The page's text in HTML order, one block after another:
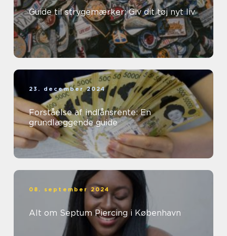
Guide til strygemærker: Giv dit tøj nyt liv
23. december 2024
Forståelse af indlånsrente: En
grundlæggende guide
08. september 2024
Alt om Septum Piercing i København